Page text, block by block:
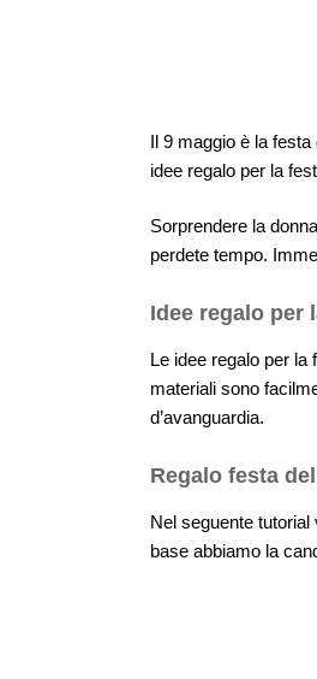
Il 9 maggio è la
idee regalo per la
Sorprendere la
perdete tempo.
Idee regalo per
Le idee regalo per
materiali sono
d’avanguardia.
Regalo festa
Nel seguente
base abbiamo la